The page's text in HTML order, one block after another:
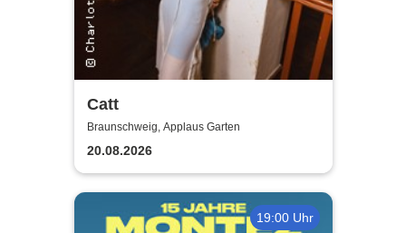
Catt
Braunschweig, Applaus Garten
20.08.2026
19:00 Uhr